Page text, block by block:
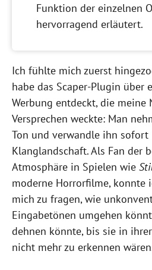
Funktion der einzelnen
hervorragend erläutert.
Ich fühlte mich zuerst
habe das Scaper-Plugin über
Werbung entdeckt, die meine
Versprechen weckte: Man
Ton und verwandle ihn
Klanglandschaft. Als Fan der
Atmosphäre in Spielen wie
moderne Horrorfilme, konnte
mich zu fragen, wie
Eingabetönen umgehen
dehnen könnte, bis sie in
nicht mehr zu erkennen